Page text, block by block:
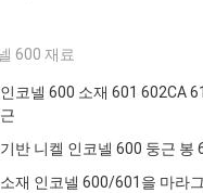
600 재료
코넬 600 소재 601 602CA
반 니켈 인코넬 600 둥근 봉
재 인코넬 600/601을 마라